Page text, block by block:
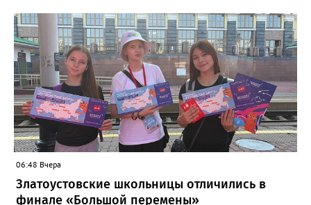
6 вопросов. Южноуральцам, например, предлагают поделиться
опасениями, мучающими их накануне зимы. Среди вариантов:
своевременное начало отопительного сезона, температура в
квартире, возможные аварии и перебои, размер платы за
отопление. А также поставить оценку работе управляющей
компании – в диапазоне от «Безусловно хорошо» до
«Безусловно плохо». «Опрос займет всего пару минут, но ваши
ответы помогут обратить внимание на темы, которые
действительно важны для людей», - утверждают в
министерстве.
06:48 Вчера
Златоустовские школьницы отличились в
финале «Большой перемены»